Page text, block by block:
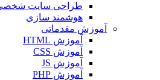
طراحی سایت شخصی
هوشمند سازی
آموزش مقدماتی
آموزش HTML
آموزش CSS
آموزش JS
آموزش PHP